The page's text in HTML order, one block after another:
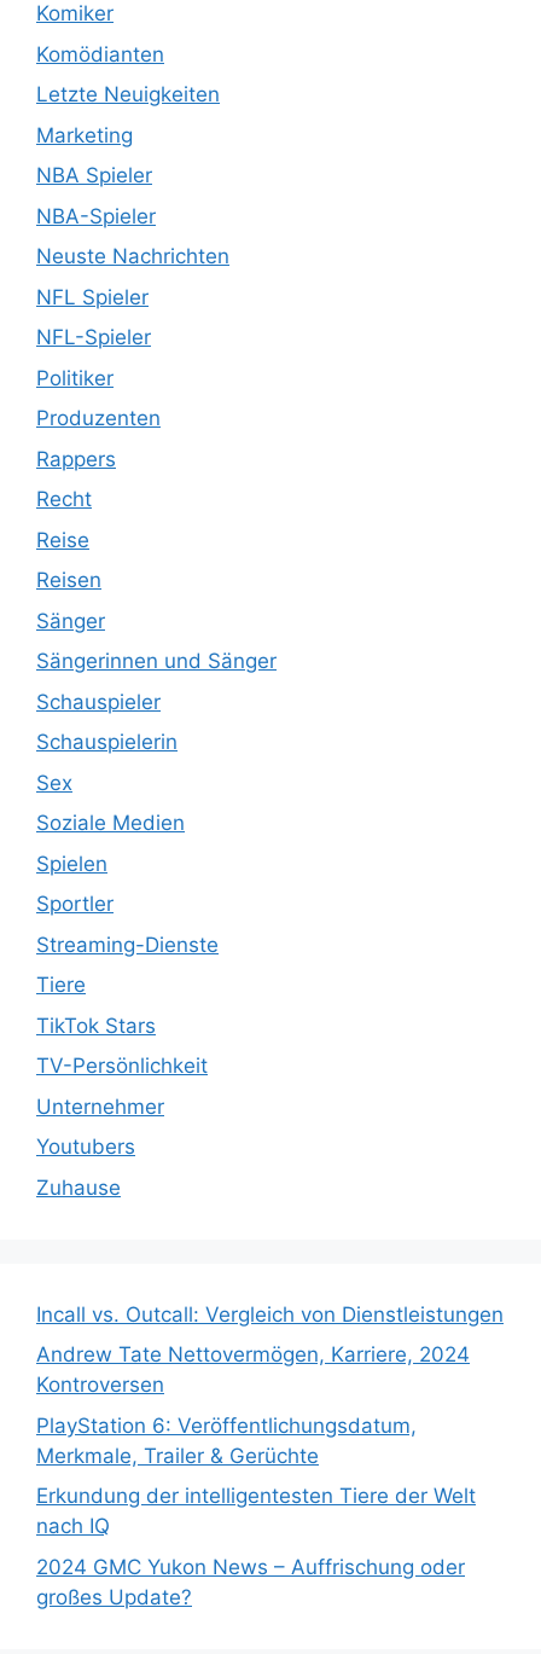
Komiker
Komödianten
Letzte Neuigkeiten
Marketing
NBA Spieler
NBA-Spieler
Neuste Nachrichten
NFL Spieler
NFL-Spieler
Politiker
Produzenten
Rappers
Recht
Reise
Reisen
Sänger
Sängerinnen und Sänger
Schauspieler
Schauspielerin
Sex
Soziale Medien
Spielen
Sportler
Streaming-Dienste
Tiere
TikTok Stars
TV-Persönlichkeit
Unternehmer
Youtubers
Zuhause
Incall vs. Outcall: Vergleich von Dienstleistungen
Andrew Tate Nettovermögen, Karriere, 2024
Kontroversen
PlayStation 6: Veröffentlichungsdatum,
Merkmale, Trailer & Gerüchte
Erkundung der intelligentesten Tiere der Welt
nach IQ
2024 GMC Yukon News – Auffrischung oder
großes Update?